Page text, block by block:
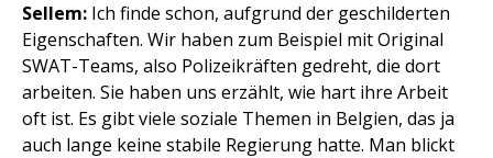
Sellem: Ich finde schon, aufgrund der geschilderten
Eigenschaften. Wir haben zum Beispiel mit Original
SWAT-Teams, also Polizeikräften gedreht, die dort
arbeiten. Sie haben uns erzählt, wie hart ihre Arbeit
oft ist. Es gibt viele soziale Themen in Belgien, das ja
auch lange keine stabile Regierung hatte. Man blickt